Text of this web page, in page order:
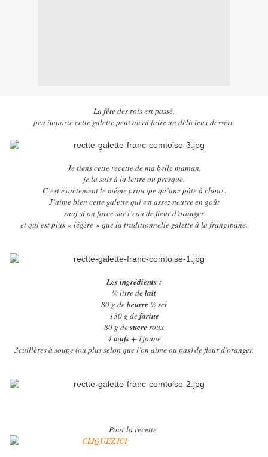
La fête des rois est passé,
peu importe cette galette peut aussi faire un délicieux dessert.
Je tiens cette recette de ma belle maman,
je la suis à la lettre ou presque.
C’est exactement le même principe qu’une pâte à choux.
J’aime bien cette galette qui est assez neutre en goût
sauf si on force sur l’eau de fleur d’oranger
et qui est plus « légère » que la traditionnelle galette à la frangipane.
Les ingrédients :
¼ litre delait
80 g debeurre½ sel
130 g defarine
80 g desucreroux
4œufs+ 1jaune
3cuillères à soupe (ou plus selon que l’on aime ou pas) de fleur d’oranger.
Pour la recette